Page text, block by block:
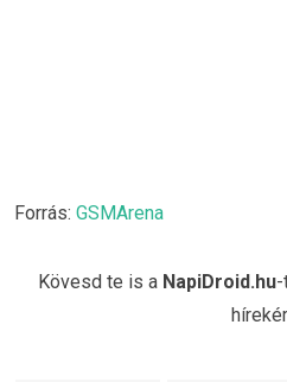
Forrás: GSMArena
Kövesd te is a NapiDroid.hu